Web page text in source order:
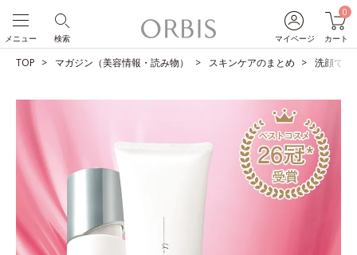
マイページ
0
カート
検索
メニュー
TOP マガジン（美容情報・読み物） スキンケアのまとめ 洗顔で肌